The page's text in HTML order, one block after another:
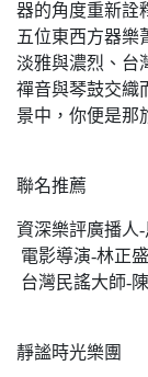
器的角度重新詮
五位東西方器樂
淡雅與濃烈、台
禪音與琴鼓交織
景中，你便是那
聯名推薦
資深樂評廣播人
電影導演-林正盛
台灣民謠大師-
靜謐時光樂團